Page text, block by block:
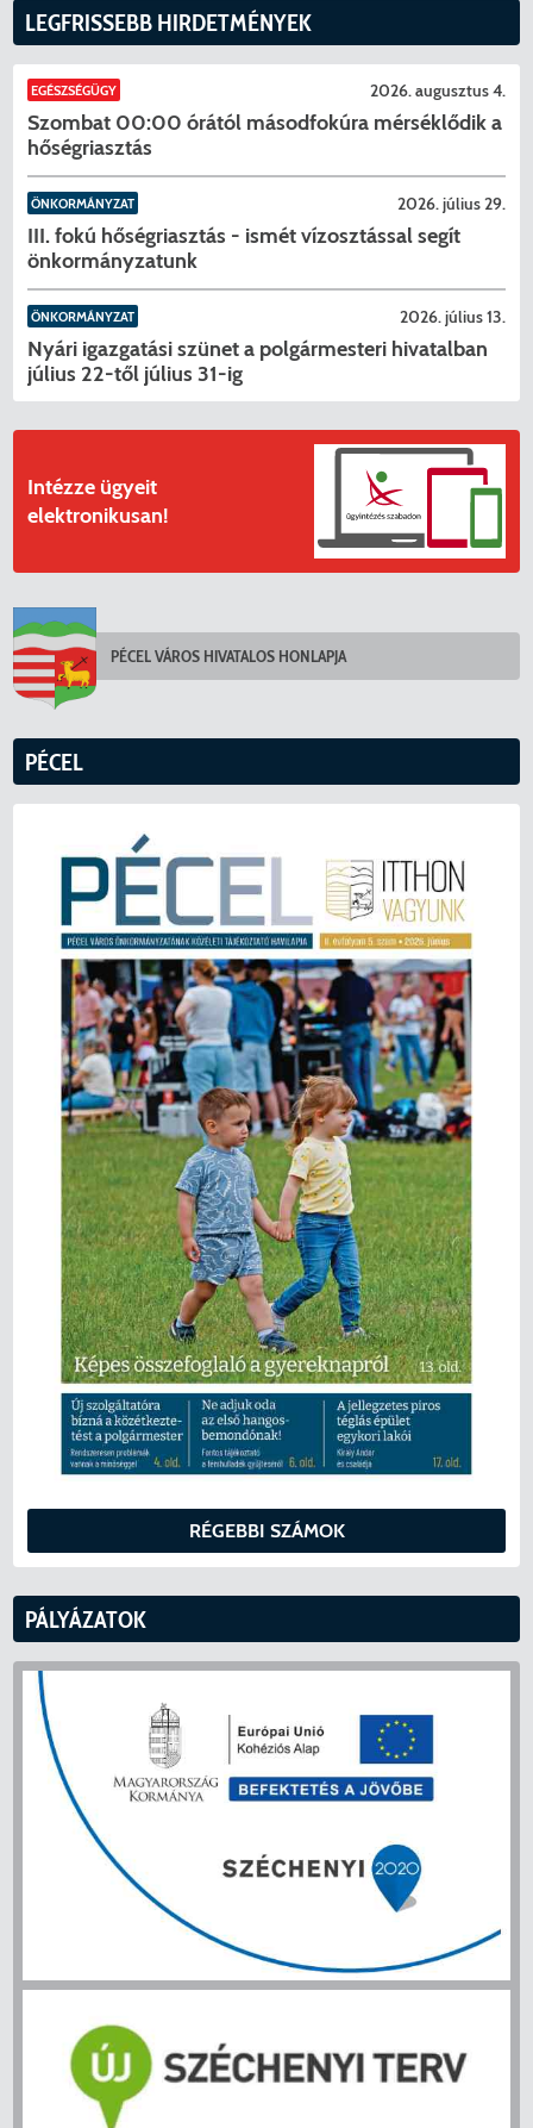
Pécel Város Önkormányzata ASP
Központhoz való csatlakozása
Péceli Polgármesteri Hivatal energetikai
korszerűsítése
Komplex csapadékvíz-elvezetés
korszerűsítése Pécelen II. ütem
Pécel Város Önkormányzata 250 000
000 Ft értékű támogatást nyert az
alábbi projekt vonatkozásában.
Menzakártya/Applikáció
Kedvezmények/Diéta/Allergia
Nyomtatványok
Étkezési térítési díjak
Kapcsolat
2025/2026. tanév
LEGFRISSEBB HIRDETMÉNYEK
EGÉSZSÉGÜGY 2026. augusztus 4.
Szombat 00:00 órától másodfokúra mérséklődik a
hőségriasztás
ÖNKORMÁNYZAT 2026. július 29.
III. fokú hőségriasztás - ismét vízosztással segít
önkormányzatunk
ÖNKORMÁNYZAT 2026. július 13.
Nyári igazgatási szünet a polgármesteri hivatalban
július 22-től július 31-ig
Intézze ügyeit
elektronikusan!
PÉCEL VÁROS HIVATALOS HONLAPJA
PÉCEL
RÉGEBBI SZÁMOK
PÁLYÁZATOK
KERESÉS